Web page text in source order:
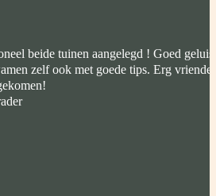
beide tuinen aangelegd ! Goed
zelf ook met goede tips. Erg